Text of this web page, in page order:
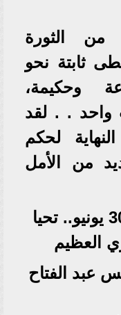
من الثورة
ثابتة نحو
وحكيمة،
. . لقد
النهاية لحكم
من الأمل
تحيا مصر.. تحيا ثورة 30 يونيو.. تحيا
العظيم
عبد الفتاح